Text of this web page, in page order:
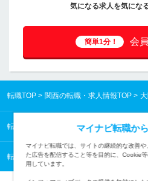
気になる求人を気にな
簡単1分！ 会
転職TOP 関西の転職・求人情報TOP
転職TOP 関西の転職・求人情報TOP
転職TOP 技能工・設備・配送・農林水産
マイナビ転職か
マイナビ転職では、サイトの継続的な改善
た広告を配信すること等を目的に、Cookie
用しています。